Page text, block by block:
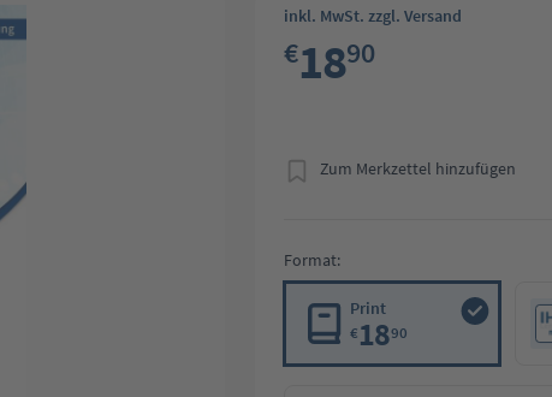
inkl. MwSt. zzgl. Versand
€1890
Zum Merkzettel hinzufügen
Format:
Print
€1890